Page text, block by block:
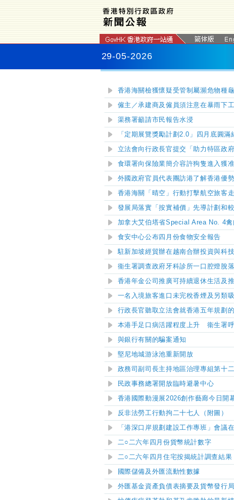
29-05-2026
香港海關檢獲懷疑受管制屬瀕危物種龜
僱主／承建商及僱員須注意在暴雨下
渠務署籲請市民報告水浸
「定期展覽獎勵計劃2.0」四月底圓滿
立法會向行政長官提交「助力特區政
食環署向保險業簡介容許狗隻進入獲
外國政府官員代表團訪港了解香港優
香港海關「晴空」行動打擊航空旅客
發展局落實「按實補價」先導計劃 和
加拿大艾伯塔省Special Area No. 4禽
食安中心公布四月份食物安全報告
駐新加坡經貿辦在越南合辦投資與科
衞生署調查政府牙科診所一口腔燈脫
香港年金公司推廣可持續退休生活及
一名入境旅客進口未完稅香煙及另類
行政長官聽取立法會就香港五年規劃
本港手足口病活躍程度上升 衞生署
與銀行有關的騙案通知
堅尼地城游泳池重新開放
政務司副司長主持地區治理專組第十
民政事務總署開放臨時避暑中心
香港國際動漫展2026創作藝廊今日開
反非法勞工行動拘二十七人（附圖）
「港深口岸規劃建設工作專班」會議
二○二六年四月份貨幣統計數字
二○二六年四月住宅按揭統計調查結果
國際儲備及外匯流動性數據
外匯基金資產負債表摘要及貨幣發行